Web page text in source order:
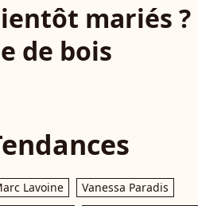
mariés ?
de bois
Lavoine
Vanessa Paradis